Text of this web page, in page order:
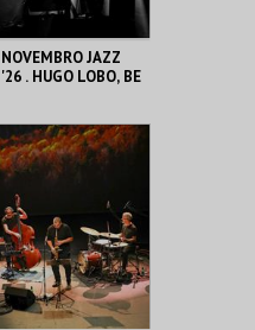
NOVEMBRO JAZZ
'26 . HUGO LOBO, BE
CASA DA
CRIATIVIDADE
MAIS INFO
COMPRAR